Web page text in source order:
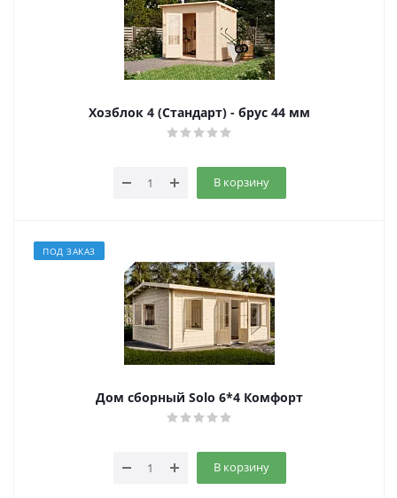
Хозблок 4 (Стандарт) - брус 44 мм
В корзину
ПОД ЗАКАЗ
Дом сборный Solo 6*4 Комфорт
В корзину